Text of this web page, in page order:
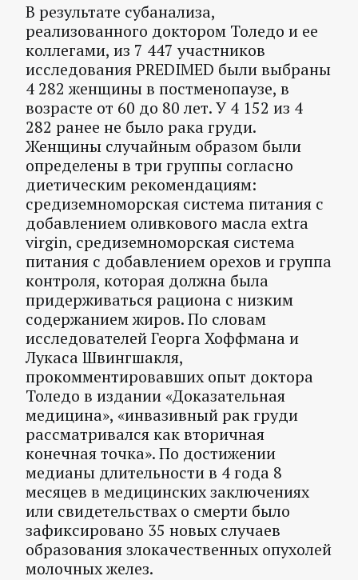
В результате субанализа,
реализованного доктором Толедо и ее
коллегами, из 7 447 участников
исследования PREDIMED были выбраны
4 282 женщины в постменопаузе, в
возрасте от 60 до 80 лет. У 4 152 из 4
282 ранее не было рака груди.
Женщины случайным образом были
определены в три группы согласно
диетическим рекомендациям:
средиземноморская система питания с
добавлением оливкового масла extra
virgin, средиземноморская система
питания с добавлением орехов и группа
контроля, которая должна была
придерживаться рациона с низким
содержанием жиров. По словам
исследователей Георга Хоффмана и
Лукаса Швингшакля,
прокомментировавших опыт доктора
Толедо в издании «Доказательная
медицина», «инвазивный рак груди
рассматривался как вторичная
конечная точка». По достижении
медианы длительности в 4 года 8
месяцев в медицинских заключениях
или свидетельствах о смерти было
зафиксировано 35 новых случаев
образования злокачественных опухолей
молочных желез.